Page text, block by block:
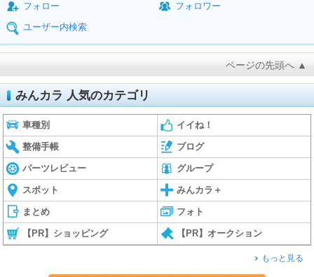
フォロー
フォロワー
ユーザー内検索
ページの先頭へ ▲
みんカラ 人気のカテゴリ
車種別 イイね！
整備手帳 ブログ
パーツレビュー グループ
スポット みんカラ＋
まとめ フォト
【PR】ショッピング 【PR】オークション
もっと見る